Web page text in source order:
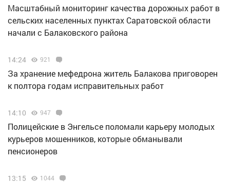
Масштабный мониторинг качества дорожных работ в
сельских населенных пунктах Саратовской области
начали с Балаковского района
14:24 921
За хранение мефедрона житель Балакова приговорен
к полтора годам исправительных работ
14:10 947
Полицейские в Энгельсе поломали карьеру молодых
курьеров мошенников, которые обманывали
пенсионеров
13:15 1044